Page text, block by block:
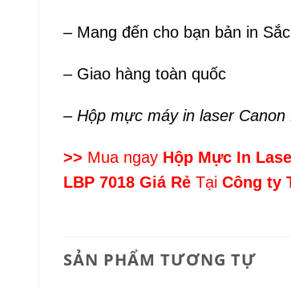
– Mang đến cho bạn bản in
– Giao hàng toàn quốc
– Hộp mực máy in laser Canon
>> Mua ngay Hộp Mực In
LBP 7018 Giá Rẻ Tại Công ty
SẢN PHẨM TƯƠNG TỰ